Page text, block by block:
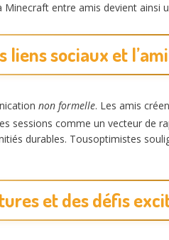
entre amis devient ainsi
liens sociaux et
non formelle. Les amis
sessions comme un vecteur de
durables. Tousoptimistes
et des défis